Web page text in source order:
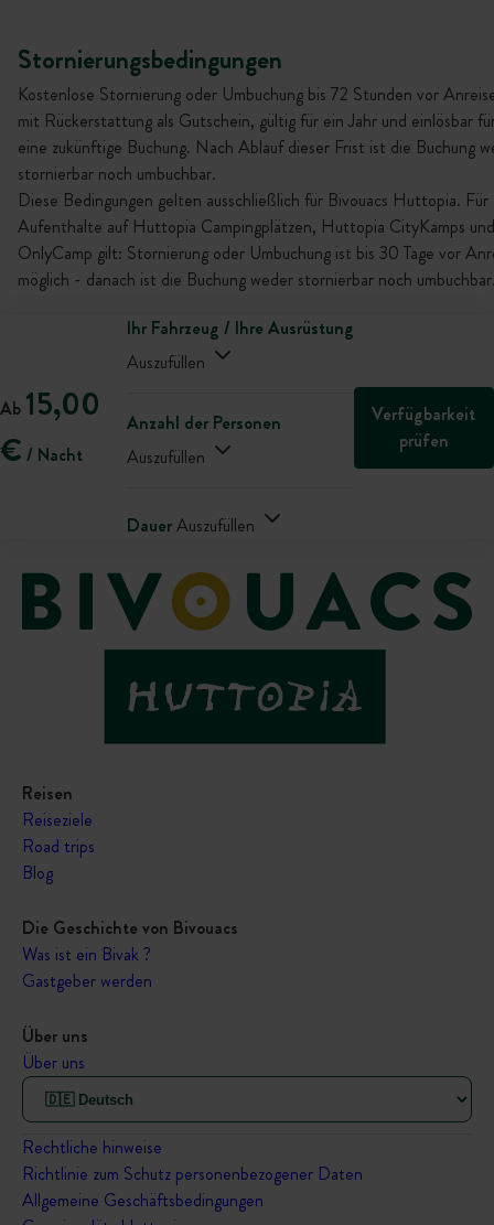
Stornierungsbedingungen
Kostenlose Stornierung oder Umbuchung bis 72 Stunden vor
mit Rückerstattung als Gutschein, gültig für ein Jahr und einlösbar
eine zukünftige Buchung. Nach Ablauf dieser Frist ist die Buchung
stornierbar noch umbuchbar.
Diese Bedingungen gelten ausschließlich für Bivouacs Huttopia. Für
Aufenthalte auf Huttopia Campingplätzen, Huttopia CityKamps und
OnlyCamp gilt: Stornierung oder Umbuchung ist bis 30 Tage vor
möglich - danach ist die Buchung weder stornierbar noch
Ab 15,00
€ / Nacht
Ihr Fahrzeug / Ihre Ausrüstung
Auszufüllen
Anzahl der Personen
Auszufüllen
DauerAuszufüllen
Verfügbarkeit
prüfen
Reisen
Reiseziele
Road trips
Blog
Die Geschichte von Bivouacs
Was ist ein Bivak ?
Gastgeber werden
Über uns
Über uns
Rechtliche hinweise
Richtlinie zum Schutz personenbezogener Daten
Allgemeine Geschäftsbedingungen